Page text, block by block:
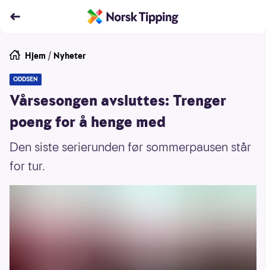
Hjem / Nyheter
ODDSEN
Vårsesongen avsluttes: Trenger
poeng for å henge med
Den siste serierunden før sommerpausen står
for tur.